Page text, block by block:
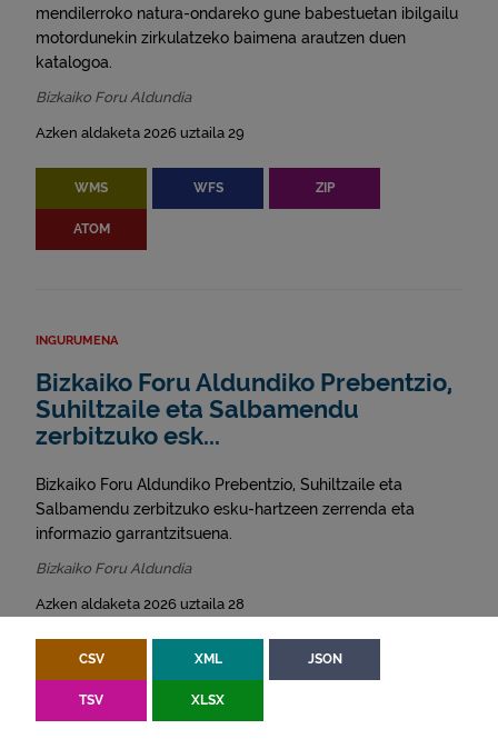
mendilerroko natura-ondareko gune babestuetan ibilgailu
motordunekin zirkulatzeko baimena arautzen duen
katalogoa.
Bizkaiko Foru Aldundia
Azken aldaketa 2026 uztaila 29
WMS WFS ZIP
ATOM
INGURUMENA
Bizkaiko Foru Aldundiko Prebentzio,
Suhiltzaile eta Salbamendu
zerbitzuko esk...
Bizkaiko Foru Aldundiko Prebentzio, Suhiltzaile eta
Salbamendu zerbitzuko esku-hartzeen zerrenda eta
informazio garrantzitsuena.
Bizkaiko Foru Aldundia
Azken aldaketa 2026 uztaila 28
CSV XML JSON
TSV XLSX